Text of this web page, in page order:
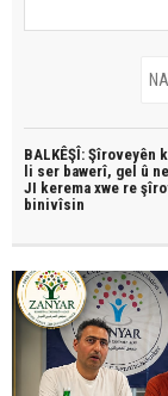
BALKÊŞÎ: Şîroveyên
li ser bawerî, gel û
JI kerema xwe re
binivîsin